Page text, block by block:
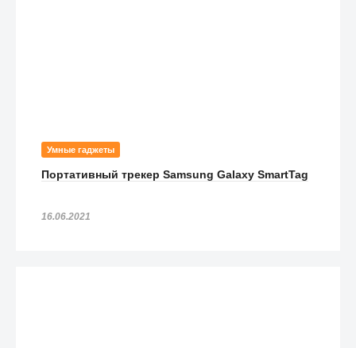
Умные гаджеты
Портативный трекер Samsung Galaxy SmartTag
16.06.2021